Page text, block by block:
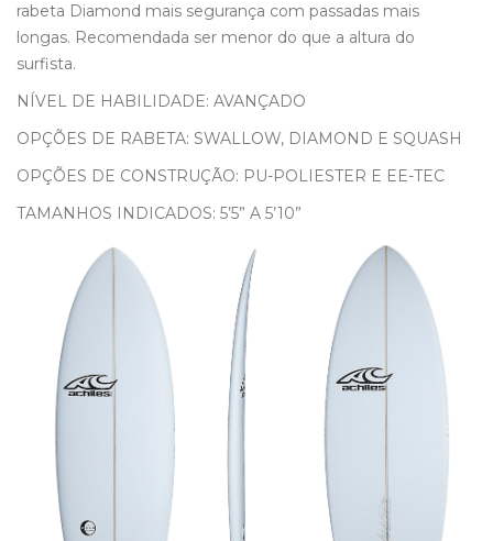
rabeta Diamond mais segurança com passadas mais
longas. Recomendada ser menor do que a altura do
surfista.
NÍVEL DE HABILIDADE: AVANÇADO
OPÇÕES DE RABETA: SWALLOW, DIAMOND E SQUASH
OPÇÕES DE CONSTRUÇÃO: PU-POLIESTER E EE-TEC
TAMANHOS INDICADOS: 5’5” A 5’10”